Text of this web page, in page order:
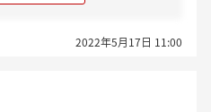
2022年5月17日 11:00